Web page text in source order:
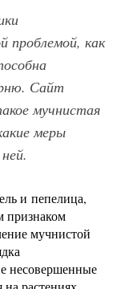
проблемой, как
Сайт
мучнистая
меры
и пепелица,
признаком
мучнистой
несовершенные